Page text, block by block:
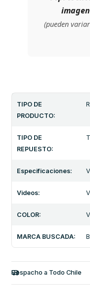
(pueden
TIPO DE
PRODUCTO:
TIPO DE
REPUESTO:
Especificaciones:
Videos:
COLOR:
MARCA BUSCADA:
Despacho a Todo Chile